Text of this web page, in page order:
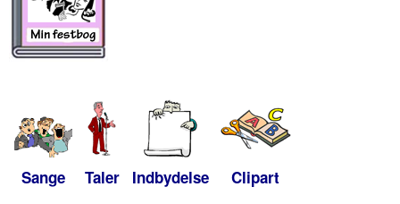
Sange Taler Indbydelse Clipart